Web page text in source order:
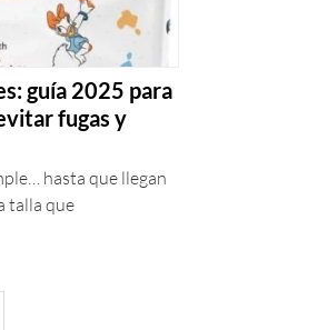
guía 2025 para
fugas y
hasta que llegan
talla que